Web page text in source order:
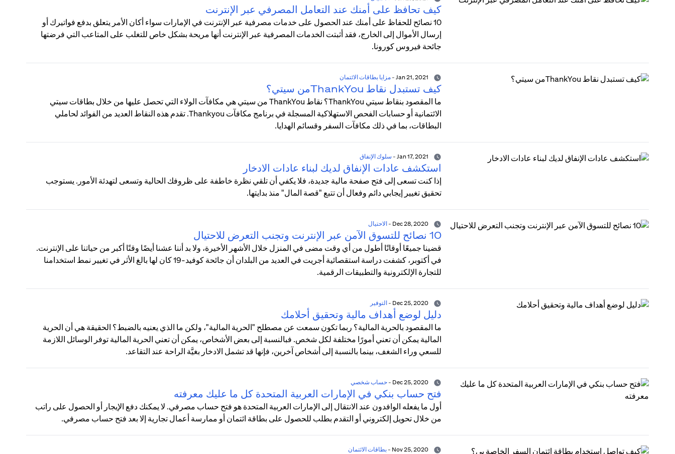
كيف تحافظ على أمنك عند التعامل المصرفي عبر الإنترنت
10 نصائح للحفاظ على أمنك عند الحصول على خدمات مصرفية عبر الإنترنت في الإمارات سواء أكان الأمر يتعلق بدفع فواتيرك أو
إرسال الأموال إلى الخارج، فقد أثبتت الخدمات المصرفية عبر الإنترنت أنها مريحة بشكل خاص للتغلب على المتاعب التي فرضتها
جائحة فيروس كورونا.
-مزايا بطاقات الائتمان
كيف تستبدل نقاط ThankYouمن سيتي؟
ما المقصود بنقاط سيتي ThankYou؟ نقاط ThankYou من سيتي هي مكافآت الولاء التي تحصل عليها من خلال بطاقات سيتي
الائتمانية أو حسابات الفحص الاستهلاكية المسجلة في برنامج مكافآت Thankyou. تقدم هذه النقاط العديد من الفوائد لحاملي
البطاقات، بما في ذلك مكافآت السفر وقسائم الهدايا.
- سلوك الإنفاق
استكشف عادات الإنفاق لديك لبناء عادات الادخار
إذا كنت تسعى إلى فتح صفحة مالية جديدة، فلا يكفي أن تلقي نظرة خاطفة على ظروفك الحالية وتسعى لتهدئة الأمور. يستوجب
تحقيق تغيير إيجابي دائم وفعال أن تتبع "قصة المال" منذ بدايتها.
Dec 28, 2020
-الاحتيال
10 نصائح للتسوق الآمن عبر الإنترنت وتجنب التعرض للاحتيال
قضينا جميعًا أوقاتًا أطول من أي وقت مضى في المنزل خلال الأشهر الأخيرة، ولا بد أننا عشنا أيضًا وقتًا أكبر من حياتنا على الإنترنت.
في أكتوبر، كشفت دراسة استقصائية أجريت في العديد من البلدان أن جائحة كوفيد-19 كان لها بالغ الأثر في تغيير نمط استخدامنا
للتجارة الإلكترونية والتطبيقات الرقمية.
Dec 25, 2020
-التوفير
دليل لوضع أهداف مالية وتحقيق أحلامك
ما المقصود بالحرية المالية؟ ربما تكون سمعت عن مصطلح "الحرية المالية"، ولكن ما الذي يعنيه بالضبط؟ الحقيقة هي أن الحرية
المالية يمكن أن تعني أمورًا مختلفة لكل شخص. فبالنسبة إلى بعض الأشخاص، يمكن أن تعني الحرية المالية توفر الوسائل اللازمة
للسعي وراء الشغف، بينما بالنسبة إلى أشخاص آخرين، فإنها قد تشمل الادخار بغيَّة الراحة عند التقاعد.
Dec 25, 2020
-حساب شخصي
فتح حساب بنكي في الإمارات العربية المتحدة كل ما عليك معرفته
أول ما يفعله الوافدون عند الانتقال إلى الإمارات العربية المتحدة هو فتح حساب مصرفي. لا يمكنك دفع الإيجار أو الحصول على راتب
من خلال تحويل إلكتروني أو التقدم بطلب للحصول على بطاقة ائتمان أو ممارسة أعمال تجارية إلا بعد فتح حساب مصرفي.
Nov 25, 2020
-بطاقات الائتمان